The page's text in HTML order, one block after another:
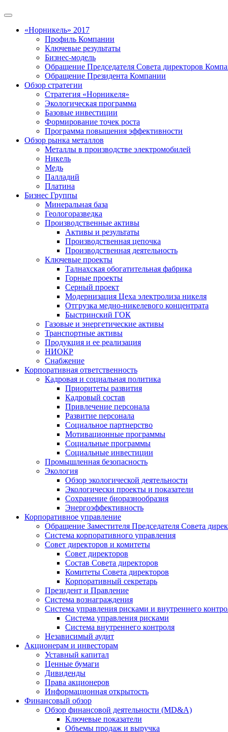
«Норникель» 2017
Профиль Компании
Ключевые результаты
Бизнес-модель
Обращение Председателя Совета директоров
Обращение Президента Компании
Обзор стратегии
Стратегия «Норникеля»
Экологическая программа
Базовые инвестиции
Формирование точек роста
Программа повышения эффективности
Обзор рынка металлов
Металлы в производстве электромобилей
Никель
Медь
Палладий
Платина
Бизнес Группы
Минеральная база
Геологоразведка
Производственные активы
Активы и результаты
Производственная цепочка
Производственная деятельность
Ключевые проекты
Талнахская обогатительная фабрика
Горные проекты
Серный проект
Модернизация Цеха электролиза никеля
Отгрузка медно-никелевого концентрата
Быстринский ГОК
Газовые и энергетические активы
Транспортные активы
Продукция и ее реализация
НИОКР
Снабжение
Корпоративная ответственность
Кадровая и социальная политика
Приоритеты развития
Кадровый состав
Привлечение персонала
Развитие персонала
Социальное партнерство
Мотивационные программы
Социальные программы
Социальные инвестиции
Промышленная безопасность
Экология
Обзор экологической деятельности
Экологически проекты и показатели
Сохранение биоразнообразия
Энергоэффективность
Корпоративное управление
Обращение Заместителя Председателя Совета
Система корпоративного управления
Совет директоров и комитеты
Совет директоров
Состав Совета директоров
Комитеты Совета директоров
Корпоративный секретарь
Президент и Правление
Система вознаграждения
Система управления рисками и внутреннего
Система управления рисками
Система внутреннего контроля
Независимый аудит
Акционерам и инвесторам
Уставный капитал
Ценные бумаги
Дивиденды
Права акционеров
Информационная открытость
Финансовый обзор
Обзор финансовой деятельности (MD&A)
Ключевые показатели
Объемы продаж и выручка